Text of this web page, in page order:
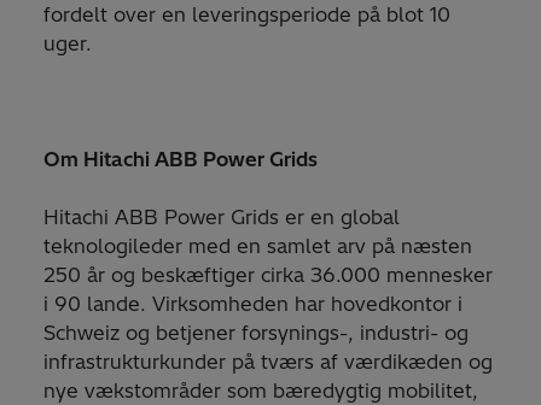
fordelt over en leveringsperiode på blot 10
uger.
Om Hitachi ABB Power Grids
Hitachi ABB Power Grids er en global
teknologileder med en samlet arv på næsten
250 år og beskæftiger cirka 36.000 mennesker
i 90 lande. Virksomheden har hovedkontor i
Schweiz og betjener forsynings-, industri- og
infrastrukturkunder på tværs af værdikæden og
nye vækstområder som bæredygtig mobilitet,